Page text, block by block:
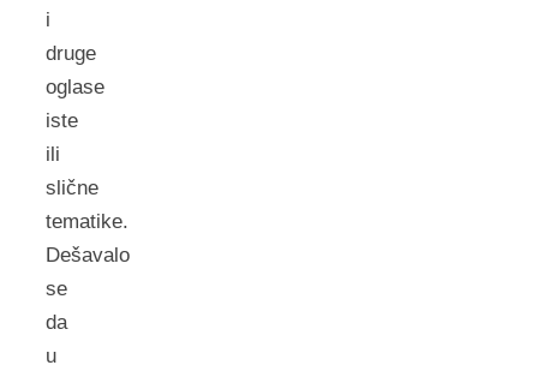
i
druge
oglase
iste
ili
slične
tematike.
Dešavalo
se
da
u